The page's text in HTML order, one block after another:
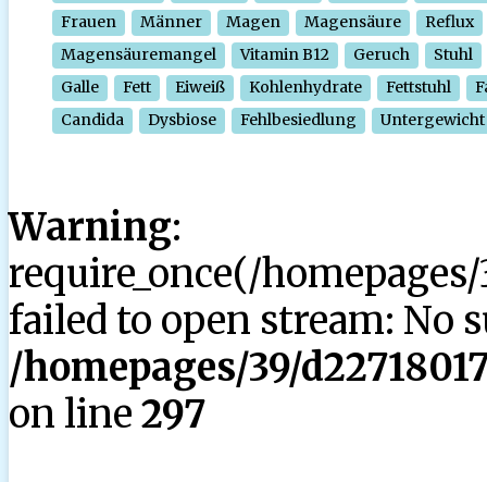
Frauen
Männer Magen Magensäure
Reflux
Magensäuremangel
Vitamin B12 Geruch
Stuhl
Galle
Fett Eiweiß Kohlenhydrate Fettstuhl
Candida
Dysbiose Fehlbesiedlung Untergewicht
Warning:
require_once(/
failed to open stream: No
/homepages/39/
on line 297